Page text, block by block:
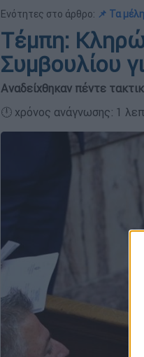
Ενότητες στο άρθρο: 📌 Τα
Τέμπη:
Συμβουλίου
Αναδείχθηκαν πέντε
🕛 χρόνος ανάγνωσης: 1